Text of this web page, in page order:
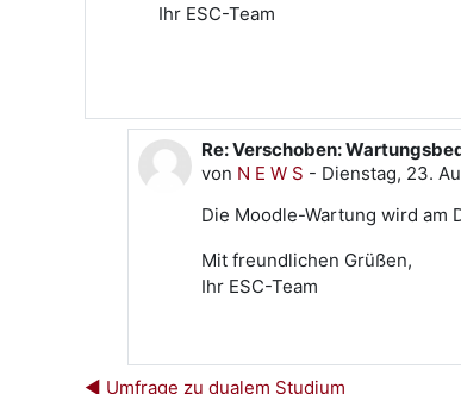
Ihr ESC-Team
Als Antwort auf N E W S
Re: Verschoben:
von N E W S - Dienstag, 23.
Die Moodle-Wartung wird am
Mit freundlichen Grüßen,
Ihr ESC-Team
◀︎ Umfrage zu dualem Studium